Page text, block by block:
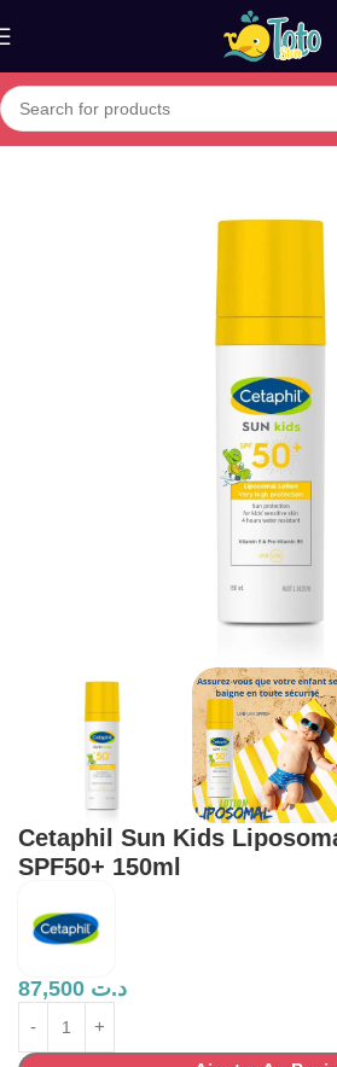
Home»Boutique»Cetaphil Sun Kids
Cetaphil Sun Kids
SPF50+ 150ml
د.ت